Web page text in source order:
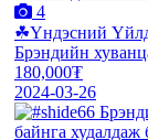
4
☘Үндэсний
Брэндийн
180,000₮
2024-03-26